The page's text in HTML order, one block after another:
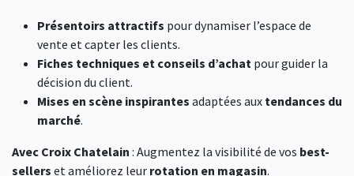
Présentoirs attractifs pour dynamiser l’espace de
vente et capter les clients.
Fiches techniques et conseils d’achat pour guider la
décision du client.
Mises en scène inspirantes adaptées aux tendances du
marché.
Avec Croix Chatelain : Augmentez la visibilité de vos best-
sellers et améliorez leur rotation en magasin.